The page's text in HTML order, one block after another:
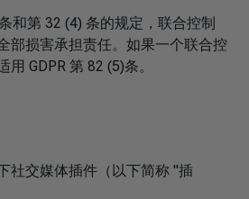
和第 32 (4) 条的规定，联合控制
部损害承担责任。如果一个联合控
GDPR 第 82 (5)条。
社交媒体插件（以下简称 "插